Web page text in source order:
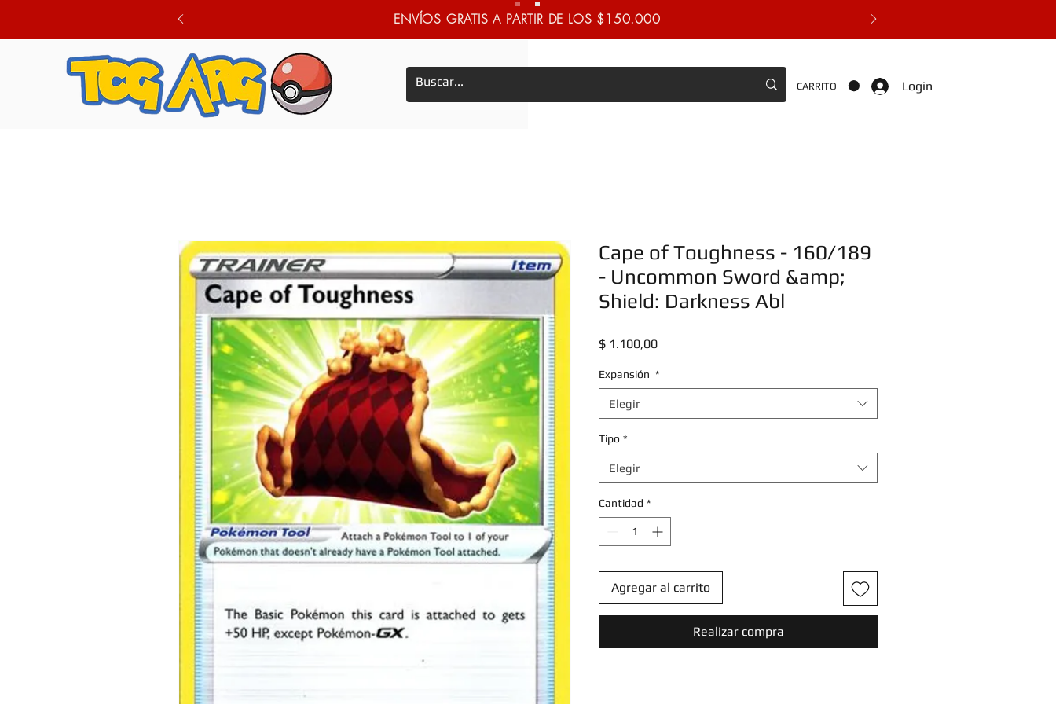
ENVÍOS GRATIS A PARTIR DE LOS $150.000
CARRITO Login
Cape of Toughness - 160/189
- Uncommon Sword &amp;
Shield: Darkness Abl
$ 1.100,00Precio
Expansión *
Elegir
Tipo *
Elegir
Cantidad *
Agregar al carrito
Realizar compra